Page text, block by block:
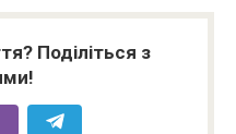
Поділіться з